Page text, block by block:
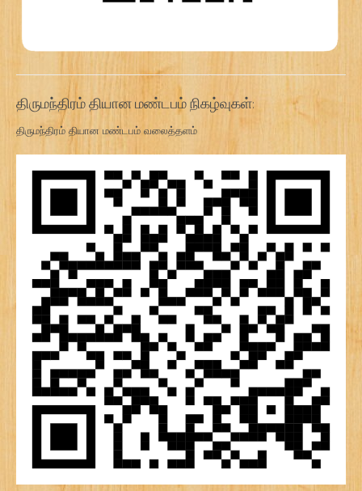
திருமந்திரம் தியான மண்டபம் நிகழ்வுகள்:
திருமந்திரம் தியான மண்டபம் வலைத்தளம்